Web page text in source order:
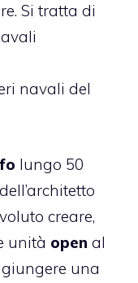
Si tratta di
navali del
lungo 50
creare,
unità open al
una